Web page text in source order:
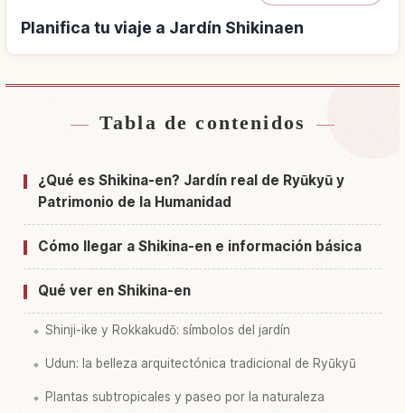
Planifica tu viaje a Jardín Shikinaen
Buscar alojamiento cerca de Jardín Shikinaen
Buscar experiencias en Jardín Shikinaen↗
Tabla de contenidos
¿Qué es Shikina-en? Jardín real de Ryūkyū y
Patrimonio de la Humanidad
Cómo llegar a Shikina-en e información básica
Qué ver en Shikina-en
Shinji-ike y Rokkakudō: símbolos del jardín
Udun: la belleza arquitectónica tradicional de Ryūkyū
Plantas subtropicales y paseo por la naturaleza